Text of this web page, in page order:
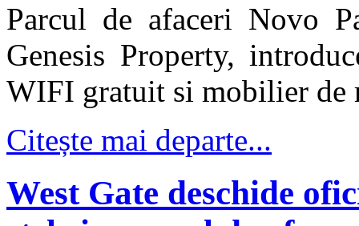
Parcul de afaceri Novo
Genesis Property,
WIFI gratuit si mobilier de
Citește mai departe...
West Gate deschide